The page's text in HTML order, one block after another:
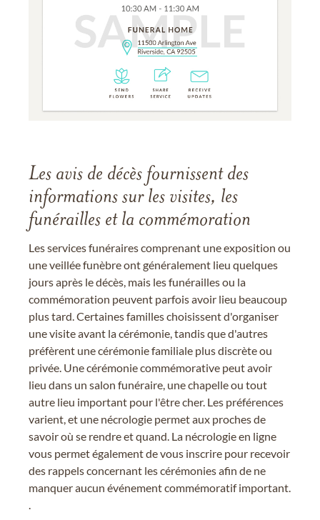
Les avis de décès fournissent des
informations sur les visites, les
funérailles et la commémoration
Les services funéraires comprenant une exposition ou
une veillée funèbre ont généralement lieu quelques
jours après le décès, mais les funérailles ou la
commémoration peuvent parfois avoir lieu beaucoup
plus tard. Certaines familles choisissent d'organiser
une visite avant la cérémonie, tandis que d'autres
préfèrent une cérémonie familiale plus discrète ou
privée. Une cérémonie commémorative peut avoir
lieu dans un salon funéraire, une chapelle ou tout
autre lieu important pour l'être cher. Les préférences
varient, et une nécrologie permet aux proches de
savoir où se rendre et quand. La nécrologie en ligne
vous permet également de vous inscrire pour recevoir
des rappels concernant les cérémonies afin de ne
manquer aucun événement commémoratif important.